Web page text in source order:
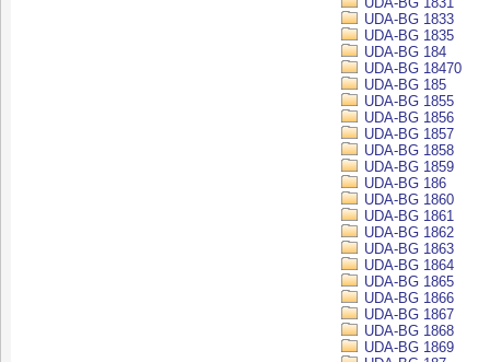
UDA-BG 1833
UDA-BG 1835
UDA-BG 184
UDA-BG 18470
UDA-BG 185
UDA-BG 1855
UDA-BG 1856
UDA-BG 1857
UDA-BG 1858
UDA-BG 1859
UDA-BG 186
UDA-BG 1860
UDA-BG 1861
UDA-BG 1862
UDA-BG 1863
UDA-BG 1864
UDA-BG 1865
UDA-BG 1866
UDA-BG 1867
UDA-BG 1868
UDA-BG 1869